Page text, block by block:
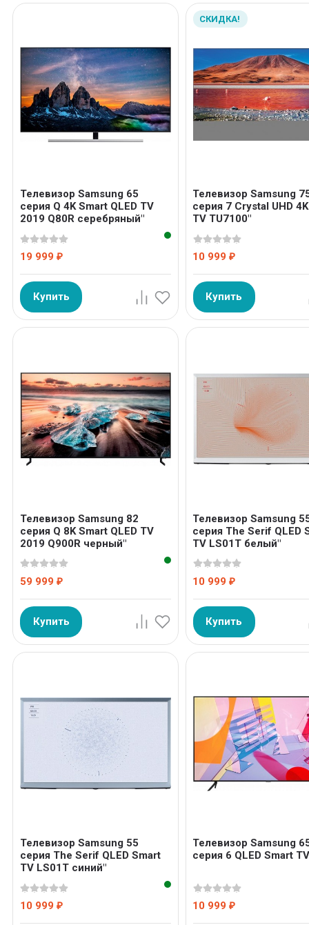
Телевизор Samsung 65
серия Q 4K Smart QLED TV
2019 Q80R серебряный"
19 999₽
Купить
СКИДКА!
Телевизор Samsung
серия 7 Crystal UHD
TV TU7100"
10 999₽
Купить
Телевизор Samsung 82
серия Q 8K Smart QLED TV
2019 Q900R черный"
59 999₽
Купить
Телевизор Samsung
серия The Serif QLED
TV LS01T белый"
10 999₽
Купить
Телевизор Samsung 55
серия The Serif QLED Smart
TV LS01T синий"
10 999₽
Телевизор Samsung
серия 6 QLED Smart
10 999₽